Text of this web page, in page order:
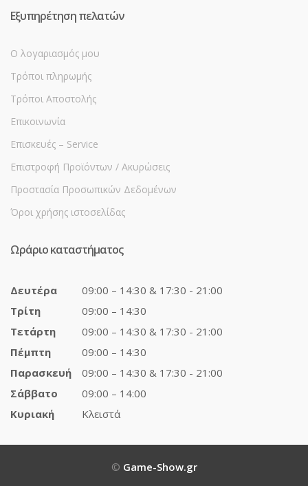
Εξυπηρέτηση πελατών
Ο λογαριασμός μου
Τρόποι πληρωμής
Τρόποι Αποστολής
Επικοινωνία
Επισκευές – Service
Επιστροφή Προϊόντων / Ακυρώσεις
Προστασία Προσωπικών Δεδομένων
Όροι χρήσης ιστοσελίδας
Ωράριο καταστήματος
Δευτέρα
09:00 – 14:30 & 17:30 - 21:00
Τρίτη
09:00 – 14:30
Τετάρτη
09:00 – 14:30 & 17:30 - 21:00
Πέμπτη
09:00 – 14:30
Παρασκευή
09:00 – 14:30 & 17:30 - 21:00
Σάββατο
09:00 – 14:00
Κυριακή
Κλειστά
© Game-Show.gr